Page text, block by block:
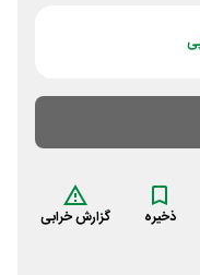
ذخیره گزارش خرابی